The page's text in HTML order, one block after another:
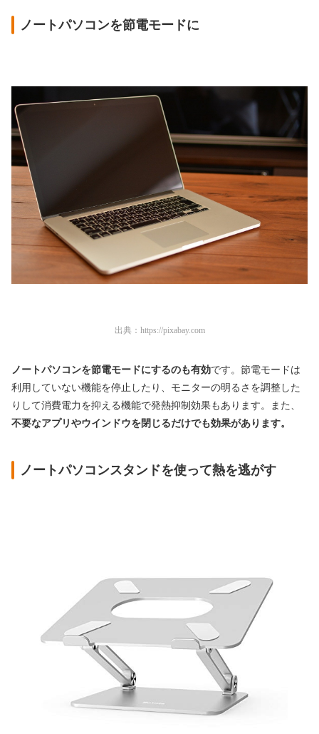
ノートパソコンを節電モードに
出典： https://pixabay.com
ノートパソコンを節電モードにするのも有効です。節電モードは
利用していない機能を停止したり、モニターの明るさを調整した
りして消費電力を抑える機能で発熱抑制効果もあります。また、
不要なアプリやウインドウを閉じるだけでも効果があります。
ノートパソコンスタンドを使って熱を逃がす